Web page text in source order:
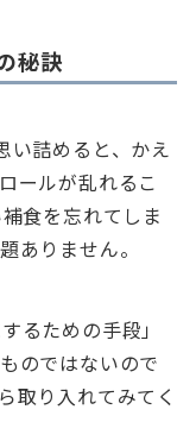
秘訣
い詰めると、かえ
ールが乱れるこ
食を忘れてしま
ありません。
るための手段」
のではないので
取り入れてみてく